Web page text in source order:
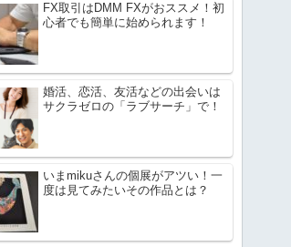
FX取引はDMM FXがおススメ！初
心者でも簡単に始められます！
婚活、恋活、友活などの出会いは
サクラゼロの「ラブサーチ」で！
いまmikuさんの個展がアツい！一
度は見てみたいその作品とは？